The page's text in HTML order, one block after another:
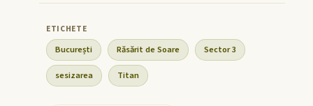
București Răsărit de Soare Sector 3
sesizarea Titan